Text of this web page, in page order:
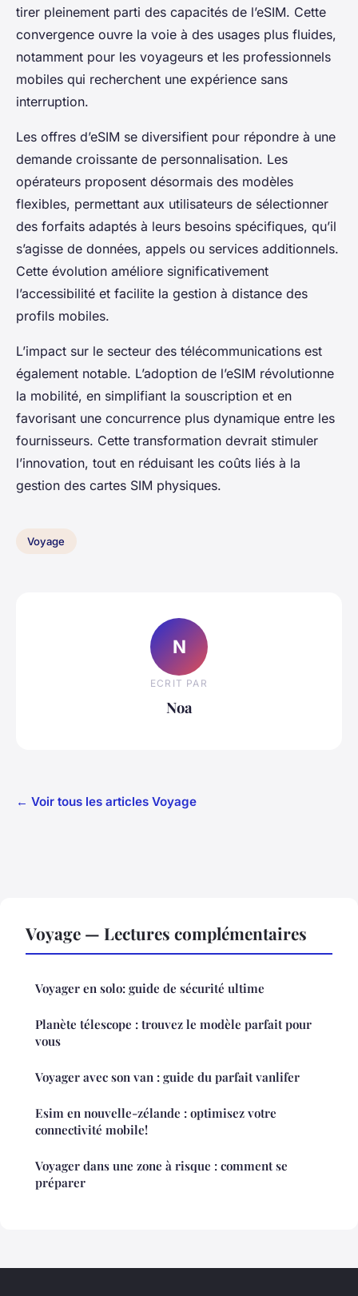
tirer pleinement parti des capacités de l’eSIM. Cette
convergence ouvre la voie à des usages plus fluides,
notamment pour les voyageurs et les professionnels
mobiles qui recherchent une expérience sans
interruption.
Les offres d’eSIM se diversifient pour répondre à une
demande croissante de personnalisation. Les
opérateurs proposent désormais des modèles
flexibles, permettant aux utilisateurs de sélectionner
des forfaits adaptés à leurs besoins spécifiques, qu’il
s’agisse de données, appels ou services additionnels.
Cette évolution améliore significativement
l’accessibilité et facilite la gestion à distance des
profils mobiles.
L’impact sur le secteur des télécommunications est
également notable. L’adoption de l’eSIM révolutionne
la mobilité, en simplifiant la souscription et en
favorisant une concurrence plus dynamique entre les
fournisseurs. Cette transformation devrait stimuler
l’innovation, tout en réduisant les coûts liés à la
gestion des cartes SIM physiques.
Voyage
N
ECRIT PAR
Noa
← Voir tous les articles Voyage
Voyage — Lectures complémentaires
Voyager en solo: guide de sécurité ultime
Planète télescope : trouvez le modèle parfait pour
vous
Voyager avec son van : guide du parfait vanlifer
Esim en nouvelle-zélande : optimisez votre
connectivité mobile!
Voyager dans une zone à risque : comment se
préparer